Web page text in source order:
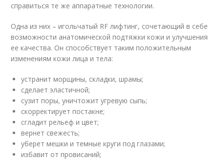
справиться те же аппаратные технологии.
Одна из них – игольчатый RF лифтинг, сочетающий в себе
возможности анатомической подтяжки кожи и улучшения
ее качества. Он способствует таким положительным
изменениям кожи лица и тела:
устранит морщины, складки, шрамы;
сделает эластичной;
сузит поры, уничтожит угревую сыпь;
скорректирует постакне;
сгладит рельеф и цвет;
вернет свежесть;
уберет мешки и темные круги под глазами;
избавит от провисаний;